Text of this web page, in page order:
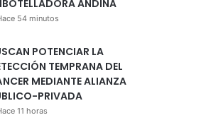
ANDINA
54 minutos
POTENCIAR LA
TEMPRANA DEL
MEDIANTE ALIANZA
PRIVADA
11 horas